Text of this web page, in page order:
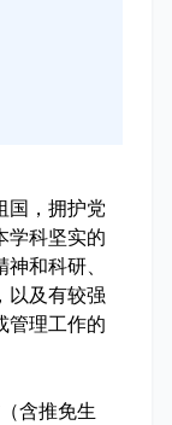
国，拥护党
学科坚实的
和科研、
以及有较强
管理工作的
含推免生